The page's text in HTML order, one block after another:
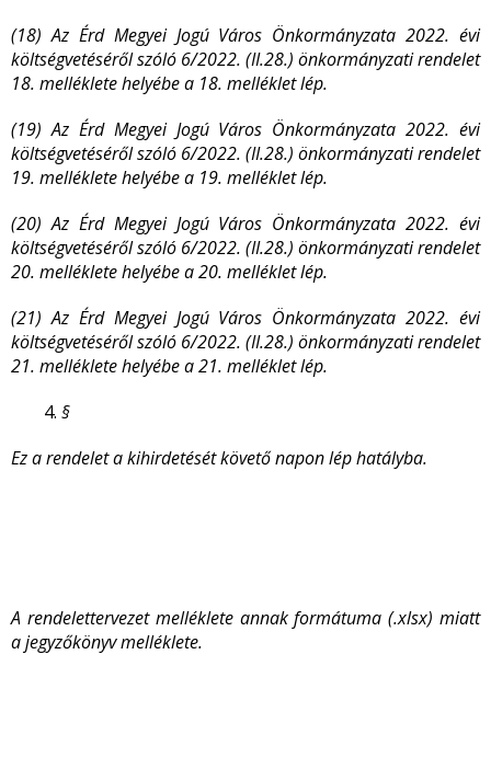
(18) Az Érd Megyei Jogú Város Önkormányzata 2022. évi
költségvetéséről szóló 6/2022. (II.28.) önkormányzati rendelet
18. melléklete helyébe a 18. melléklet lép.
(19) Az Érd Megyei Jogú Város Önkormányzata 2022. évi
költségvetéséről szóló 6/2022. (II.28.) önkormányzati rendelet
19. melléklete helyébe a 19. melléklet lép.
(20) Az Érd Megyei Jogú Város Önkormányzata 2022. évi
költségvetéséről szóló 6/2022. (II.28.) önkormányzati rendelet
20. melléklete helyébe a 20. melléklet lép.
(21) Az Érd Megyei Jogú Város Önkormányzata 2022. évi
költségvetéséről szóló 6/2022. (II.28.) önkormányzati rendelet
21. melléklete helyébe a 21. melléklet lép.
§
Ez a rendelet a kihirdetését követő napon lép hatályba.
A rendelettervezet melléklete annak formátuma (.xlsx) miatt
a jegyzőkönyv melléklete.